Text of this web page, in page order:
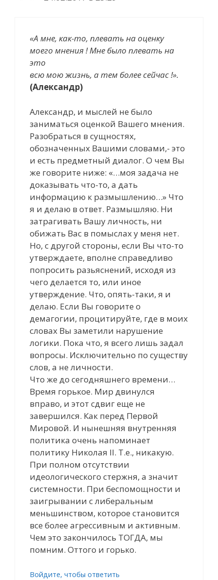
«А мне, как-то, плевать на оценку
моего мнения ! Мне было плевать на
это
всю мою жизнь, а тем более сейчас !».
(Александр)
Александр, и мыслей не было
заниматься оценкой Вашего мнения.
Разобраться в сущностях,
обозначенных Вашими словами,- это
и есть предметный диалог. О чем Вы
же говорите ниже: «…моя задача не
доказывать что-то, а дать
информацию к размышлению…» Что
я и делаю в ответ. Размышляю. Ни
затрагивать Вашу личность, ни
обижать Вас в помыслах у меня нет.
Но, с другой стороны, если Вы что-то
утверждаете, вполне справедливо
попросить разьяснений, исходя из
чего делается то, или иное
утверждение. Что, опять-таки, я и
делаю. Если Вы говорите о
демагогии, процитируйте, где в моих
словах Вы заметили нарушение
логики. Пока что, я всего лишь задал
вопросы. Исключительно по существу
слов, а не личности.
Что же до сегодняшнего времени…
Время горькое. Мир двинулся
вправо, и этот сдвиг еще не
завершился. Как перед Первой
Мировой. И нынешняя внутренняя
политика очень напоминает
политику Николая II. Т.е., никакую.
При полном отсутствии
идеологического стержня, а значит
системности. При беспомощности и
заигрывании с либеральным
меньшинством, которое становится
все более агрессивным и активным.
Чем это закончилось ТОГДА, мы
помним. Оттого и горько.
Войдите, чтобы ответить